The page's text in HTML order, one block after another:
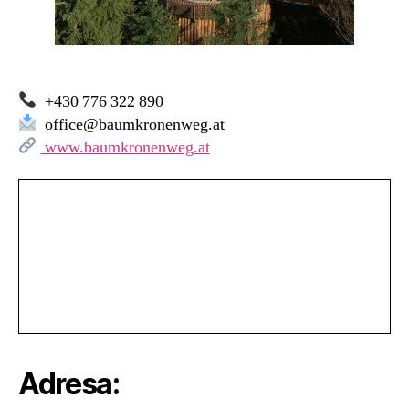
+430 776 322 890
office@baumkronenweg.at
www.baumkronenweg.at
Adresa: